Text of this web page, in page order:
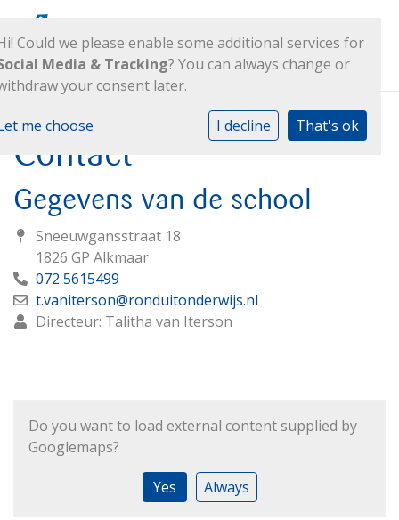
Contact
Gegevens van de school
Sneeuwgansstraat 18
1826 GP Alkmaar
072 5615499
t.vaniterson@ronduitonderwijs.nl
Directeur: Talitha van Iterson
Do you want to load external content supplied by
Googlemaps?
Yes Always
Could we please enable some additional services for
Media & Tracking? You can always change or
your consent later.
me choose I decline That's ok